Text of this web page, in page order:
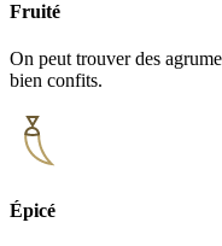
Fruité
On peut trouver des
bien confits.
Épicé